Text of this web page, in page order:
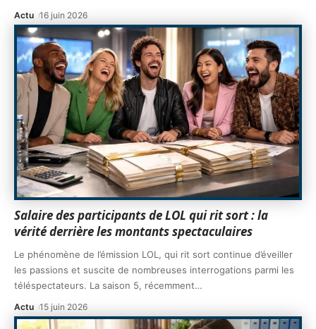
Actu 16 juin 2026
Salaire des participants de LOL qui rit sort : la
vérité derrière les montants spectaculaires
Le phénomène de l’émission LOL, qui rit sort continue d’éveiller
les passions et suscite de nombreuses interrogations parmi les
téléspectateurs. La saison 5, récemment…
Actu 15 juin 2026